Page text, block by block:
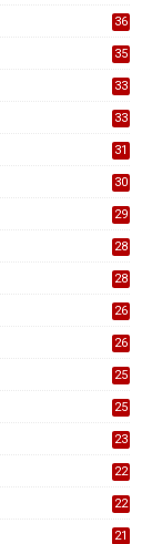
36
35
33
33
31
30
29
28
28
26
26
25
25
23
22
22
21